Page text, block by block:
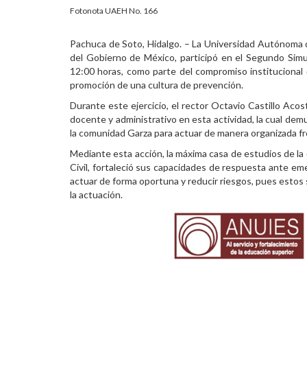
Fotonota UAEH No. 166
Pachuca de Soto, Hidalgo. – La Universidad
del Gobierno de México, participó en el Segundo
12:00 horas, como parte del compromiso
promoción de una cultura de prevención.
Durante este ejercicio, el rector Octavio Castillo
docente y administrativo en esta actividad, la cual
la comunidad Garza para actuar de manera organizada
Mediante esta acción, la máxima casa de estudios de
Civil, fortaleció sus capacidades de respuesta ante
actuar de forma oportuna y reducir riesgos, pues
la actuación.